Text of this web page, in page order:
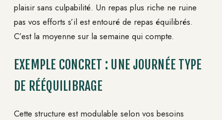
plaisir sans culpabilité. Un repas plus riche ne ruine
pas vos efforts s’il est entouré de repas équilibrés.
C’est la moyenne sur la semaine qui compte.
EXEMPLE CONCRET : UNE JOURNÉE TYPE
DE RÉÉQUILIBRAGE
Cette structure est modulable selon vos besoins